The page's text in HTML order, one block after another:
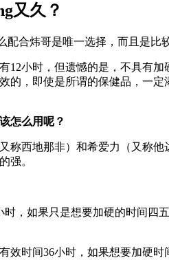
又久？
合炜哥是唯一选择，而且是比
12小时，但遗憾的是，不具有
的，即使是所谓的保健品，一
怎么用呢？
称西地那非）和希爱力（又称
强。
，如果只是想要加硬的时间
效时间36小时，如果想要加硬